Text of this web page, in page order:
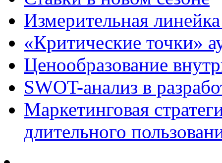
Измерительная
«Критические точки»
Ценообразование
SWOT-анализ в
Маркетинговая
длительного